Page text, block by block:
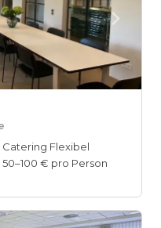
Catering Flexibel
50–100 € pro Person